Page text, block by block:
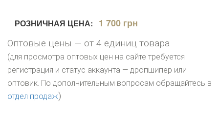
РОЗНИЧНАЯ ЦЕНА: 1 700 грн
Оптовые цены — от 4 единиц товара
(для просмотра оптовых цен на сайте требуется
регистрация и статус аккаунта — дропшипер или
оптовик. По дополнительным вопросам обращайтесь в
отдел продаж)